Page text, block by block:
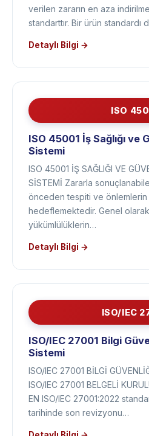
» ISO 14001 ÇEVRE
verilen zararın en aza
standarttır. Bir ürün standardı
ISO
ISO 45001 İş Sağlığı ve
Sistemi
ISO 45001 İŞ SAĞLIĞI VE
SİSTEMİ Zararla
önceden tespiti ve önlemlerin
hedeflemektedir. Genel olarak
yükümlülüklerin…
ISO/IEC
ISO/IEC 27001 Bilgi
Sistemi
ISO/IEC 27001 BİLGİ
ISO/IEC 27001 BELGELİ
EN ISO/IEC 27001:2022
tarihinde son revizyonu…